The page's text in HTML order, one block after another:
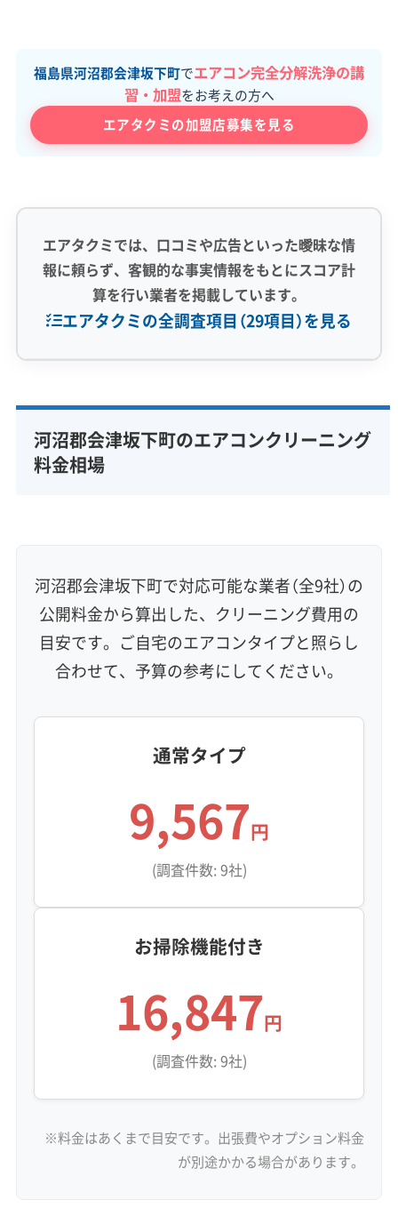
福島県河沼郡会津坂下町でエアコン完全分解洗浄の講
習・加盟をお考えの方へ
エアタクミの加盟店募集を見る
エアタクミでは、口コミや広告といった曖昧な情
報に頼らず、客観的な事実情報をもとにスコア計
算を行い業者を掲載しています。
エアタクミの全調査項目（29項目）を見る
完全分解洗浄 部分クリーニング
実績10年以上
資格保有スタッフ
エコ洗剤使用
アレルギー対策
ハウスダスト除去
地域密着型
フランチャイズ
利便性・サービス (12)
定額料金 複数台割引 初回割引
定期メンテナンス
河沼郡会津坂下町のエアコンクリーニング
料金相場
河沼郡会津坂下町で対応可能な業者（全9社）の
公開料金から算出した、クリーニング費用の
目安です。ご自宅のエアコンタイプと照らし
合わせて、予算の参考にしてください。
通常タイプ
9,567円
(調査件数: 9社)
お掃除機能付き
16,847円
(調査件数: 9社)
※料金はあくまで目安です。出張費やオプション料金
が別途かかる場合があります。